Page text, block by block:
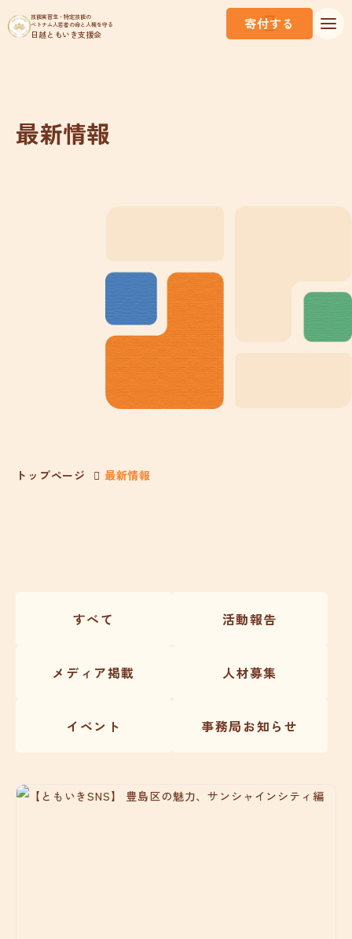
技能実習生・特定技能の
ベトナム人若者の命と人権を守る
日越ともいき支援会
寄付する
最新情報
トップページ 最新情報
すべて 活動報告
メディア掲載 人材募集
イベント 事務局お知らせ